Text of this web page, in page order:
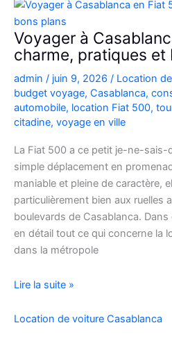
Picanto
à
Casablanca
vos
déplacements
Voyager à
charme, pratiques et
admin / juin 9, 2026 / Location
budget voyage, Casablanca,
automobile, location Fiat 500,
citadine, voyage en ville
La Fiat 500 a ce petit je-ne-sais-
simple déplacement en
maniable et pleine de caractère,
particulièrement bien aux ruelles
boulevards de Casablanca.
en détail tout ce qui concerne la
dans la métropole
Voyager
Casablanca
Lire la suite »
Location de voiture Casablanca